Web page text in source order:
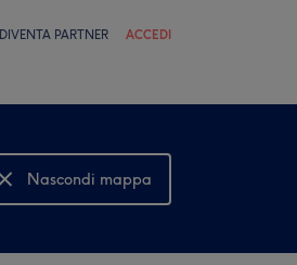
DIVENTA PARTNER ACCEDI
Nascondi mappa
Mostra mappa